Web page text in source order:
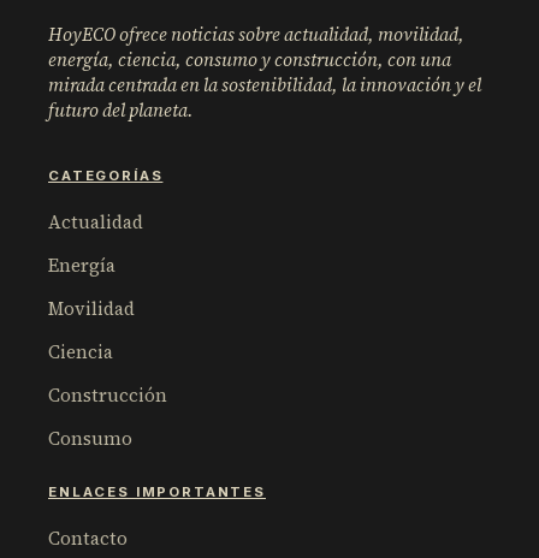
HoyECO ofrece noticias sobre actualidad, movilidad,
energía, ciencia, consumo y construcción, con una
mirada centrada en la sostenibilidad, la innovación y el
futuro del planeta.
CATEGORÍAS
Actualidad
Energía
Movilidad
Ciencia
Construcción
Consumo
ENLACES IMPORTANTES
Contacto